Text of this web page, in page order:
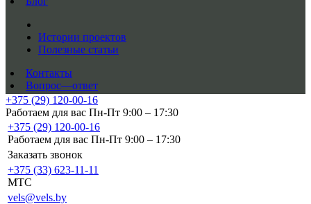
Истории проектов
Полезные статьи
Контакты
Вопрос—ответ
+375 (29) 120-00-16
Работаем для вас Пн-Пт 9:00 – 17:30
+375 (29) 120-00-16
Работаем для вас Пн-Пт 9:00 – 17:30
Заказать звонок
+375 (33) 623-11-11
MTC
vels@vels.by